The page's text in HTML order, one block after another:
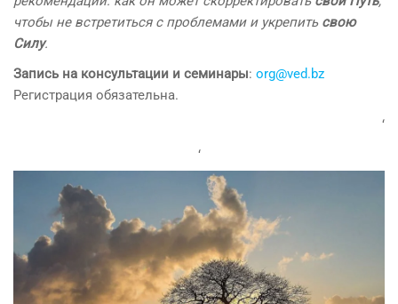
чтобы не встретиться с проблемами и укрепить свою
Силу.
Запись на консультации и семинары: org@ved.bz
Регистрация обязательна.
‘
‘